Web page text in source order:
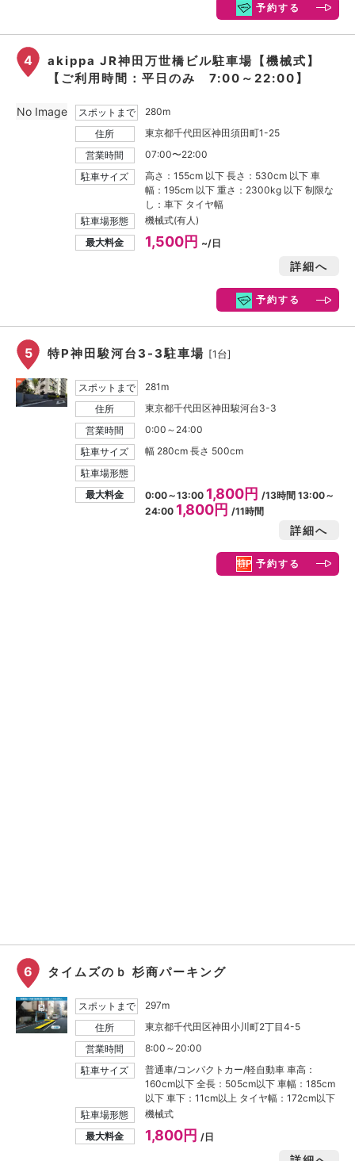
予約する
4
akippa JR神田万世橋ビル駐車場【機械式】
【ご利用時間：平日のみ 7:00～22:00】
スポットまで
280m
住所
東京都千代田区神田須田町1-25
営業時間
07:00〜22:00
駐車サイズ
高さ：155cm 以下 長さ：530cm 以下 車
幅：195cm 以下 重さ：2300kg 以下 制限な
し：車下 タイヤ幅
駐車場形態
機械式(有人)
最大料金
1,500円 ~/日
詳細へ
予約する
No Image
5 特P神田駿河台3-3駐車場 [1台]
スポットまで
281m
住所
東京都千代田区神田駿河台3-3
営業時間
0:00～24:00
駐車サイズ
幅 280cm 長さ 500cm
駐車場形態
最大料金
0:00～13:00 1,800円 /13時間 13:00～
24:00 1,800円 /11時間
詳細へ
予約する
6 タイムズのｂ 杉商パーキング
スポットまで
297m
住所
東京都千代田区神田小川町2丁目4-5
営業時間
8:00～20:00
駐車サイズ
普通車/コンパクトカー/軽自動車 車高：
160cm以下 全長：505cm以下 車幅：185cm
以下 車下：11cm以上 タイヤ幅：172cm以下
駐車場形態
機械式
最大料金
1,800円 /日